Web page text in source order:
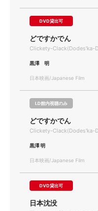
DVD貸出可
どですかでん
Clickety-Clack(Dodes'ka-
黒澤 明
日本映画/Japanese Film
LD館内視聴のみ
どですかでん
Clickety-Clack(Dodes'ka-
黒澤 明
日本映画/Japanese Film
DVD貸出可
日本沈没